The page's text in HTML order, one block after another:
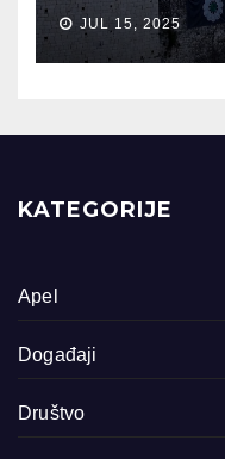
JUL 15, 2025
KATEGORIJE
Apel
Događaji
Društvo